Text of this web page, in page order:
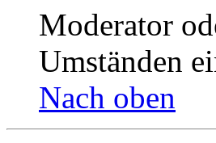
Moderator
Umständen
Nach oben